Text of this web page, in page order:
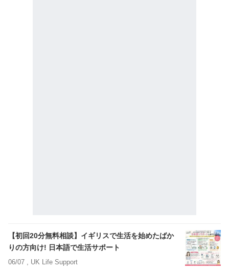
【初回20分無料相談】イギリスで生活を始めたばか
りの方向け! 日本語で生活サポート
06/07 , UK Life Support